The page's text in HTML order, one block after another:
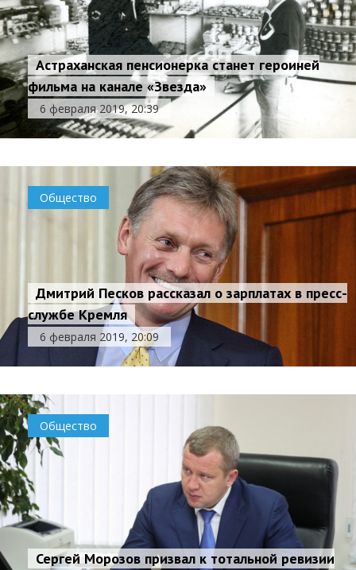
Астраханская пенсионерка станет героиней
фильма на канале «Звезда»
6 февраля 2019, 20:39
Общество
Дмитрий Песков рассказал о зарплатах в пресс-
службе Кремля
6 февраля 2019, 20:09
Общество
Сергей Морозов призвал к тотальной ревизии